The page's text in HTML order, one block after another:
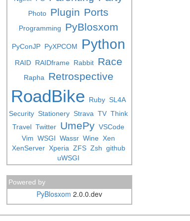
Photo Plugin Ports
Programming PyBlosxom
PyConJP PyXPCOM Python
RAID RAIDframe Rabbit Race
Rapha Retrospective
RoadBike Ruby SL4A
Security Stationery Strava TV Think
Travel Twitter UmePy VSCode
Vim WSGI Wassr Wine Xen
XenServer Xperia ZFS Zsh github
uWSGI
Powered by
PyBlosxom 2.0.0.dev